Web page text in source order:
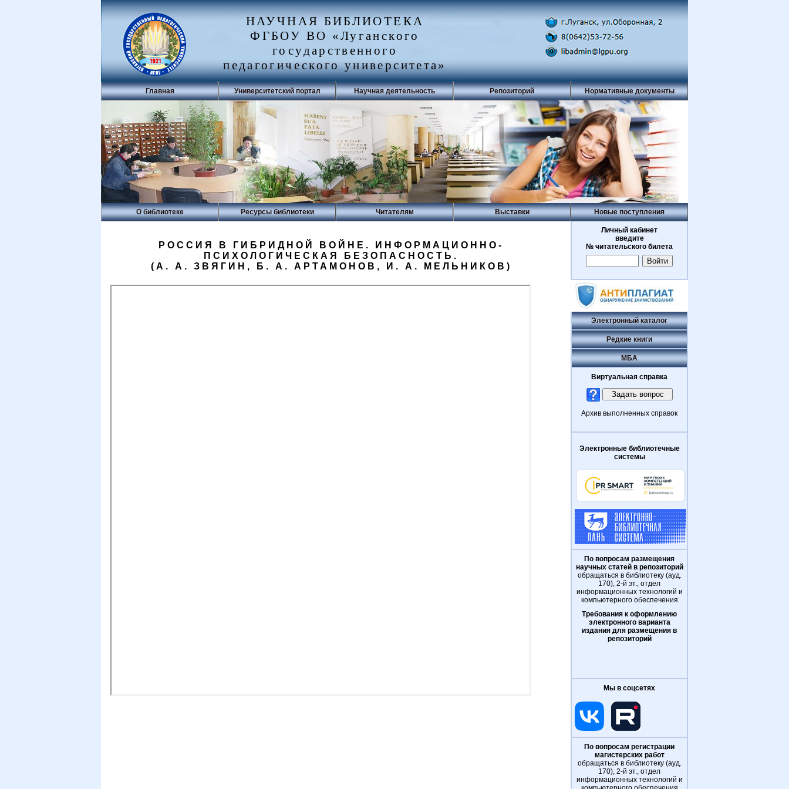
НАУЧНАЯ БИБЛИОТЕКА
ФГБОУ ВО «Луганского
государственного
педагогического университета»
Главная Университетский портал Научная деятельность Репозиторий Нормативные документы
О библиотеке Ресурсы библиотеки Читателям Выставки Новые поступления
РОССИЯ В ГИБРИДНОЙ ВОЙНЕ. ИНФОРМАЦИОННО-
ПСИХОЛОГИЧЕСКАЯ БЕЗОПАСНОСТЬ.
(А. А. ЗВЯГИН, Б. А. АРТАМОНОВ, И. А. МЕЛЬНИКОВ)
Личный кабинет
введите
№ читательского билета
Электронный каталог
Редкие книги
МБА
Виртуальная справка
Архив выполненных справок
Электронные библиотечные
системы
По вопросам размещения
научных статей в репозиторий
обращаться в библиотеку (ауд.
170), 2-й эт., отдел
информационных технологий и
компьютерного обеспечения
Требования к оформлению
электронного варианта
издания для размещения в
репозиторий
Мы в соцсетях
По вопросам регистрации
магистерских работ
обращаться в библиотеку (ауд.
170), 2-й эт., отдел
информационных технологий и